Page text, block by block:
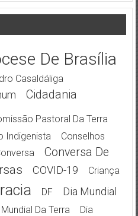
De Brasília
Casaldáliga
Cidadania
Pastoral Da Terra
Indigenista
Conselhos
Conversa De
COVID-19
Criança
DF
Dia Mundial
Da Terra
Dia